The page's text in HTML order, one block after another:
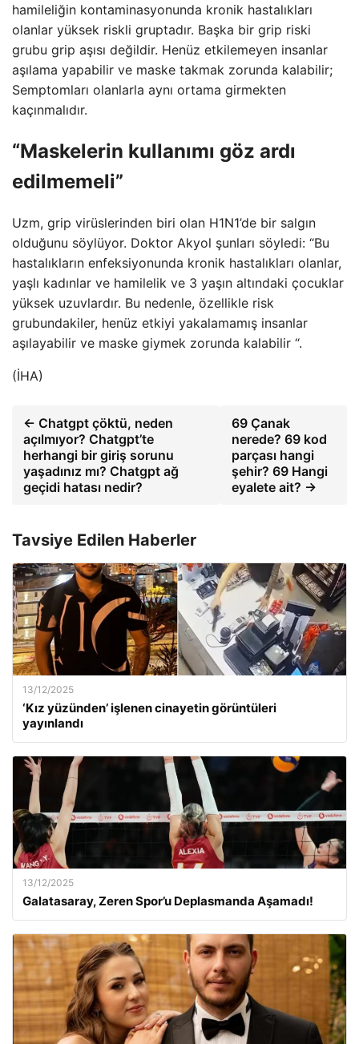
hamileliğin kontaminasyonunda kronik hastalıkları
olanlar yüksek riskli gruptadır. Başka bir grip riski
grubu grip aşısı değildir. Henüz etkilemeyen insanlar
aşılama yapabilir ve maske takmak zorunda kalabilir;
Semptomları olanlarla aynı ortama girmekten
kaçınmalıdır.
“Maskelerin kullanımı göz ardı
edilmemeli”
Uzm, grip virüslerinden biri olan H1N1’de bir salgın
olduğunu söylüyor. Doktor Akyol şunları söyledi: “Bu
hastalıkların enfeksiyonunda kronik hastalıkları olanlar,
yaşlı kadınlar ve hamilelik ve 3 yaşın altındaki çocuklar
yüksek uzuvlardır. Bu nedenle, özellikle risk
grubundakiler, henüz etkiyi yakalamamış insanlar
aşılayabilir ve maske giymek zorunda kalabilir “.
(İHA)
← Chatgpt çöktü, neden
açılmıyor? Chatgpt’te
herhangi bir giriş sorunu
yaşadınız mı? Chatgpt ağ
geçidi hatası nedir?
69 Çanak
nerede? 69 kod
parçası hangi
şehir? 69 Hangi
eyalete ait? →
Tavsiye Edilen Haberler
13/12/2025
‘Kız yüzünden’ işlenen cinayetin görüntüleri
yayınlandı
13/12/2025
Galatasaray, Zeren Spor’u Deplasmanda Aşamadı!